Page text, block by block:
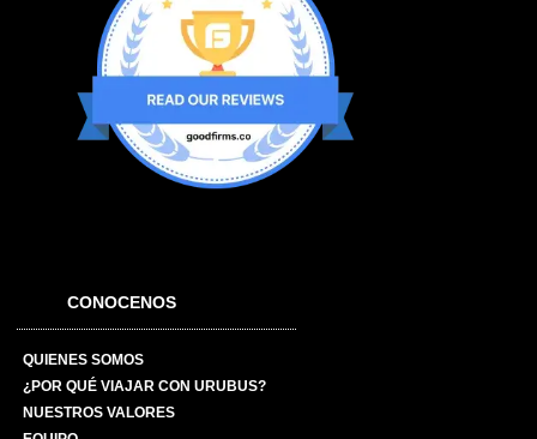
CONOCENOS
QUIENES SOMOS
¿POR QUÉ VIAJAR CON URUBUS?
NUESTROS VALORES